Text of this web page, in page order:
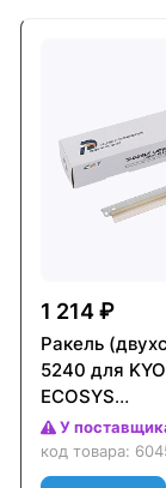
1 214 ₽
Ракель
5240 для
ECOSYS
PA3500cx/
ECOSYS
MA3500cifx/
У
код товара: